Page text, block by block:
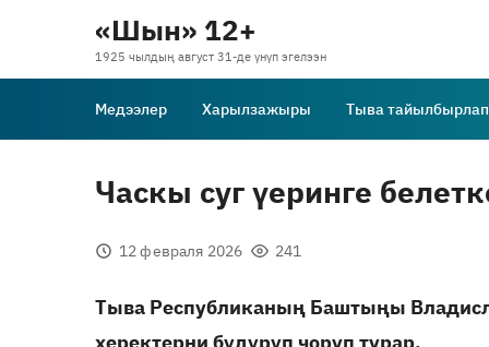
«Шын» 12+
1925 чылдың август 31-де үнүп эгелээн
Медээлер Харылзажыры Тыва тайылбырлап
Часкы суг үеринге
12 февраля 2026 241
Тыва Республиканың Баштыңы